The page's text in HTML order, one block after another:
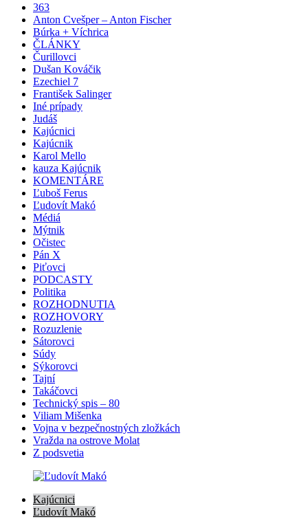
363
Anton Cvešper – Anton Fischer
Búrka + Víchrica
ČLÁNKY
Čurillovci
Dušan Kováčik
Ezechiel 7
František Salinger
Iné prípady
Judáš
Kajúcnici
Kajúcnik
Karol Mello
kauza Kajúcnik
KOMENTÁRE
Ľuboš Ferus
Ľudovít Makó
Médiá
Mýtnik
Očistec
Pán X
Piťovci
PODCASTY
Politika
ROZHODNUTIA
ROZHOVORY
Rozuzlenie
Sátorovci
Súdy
Sýkorovci
Tajní
Takáčovci
Technický spis – 80
Viliam Mišenka
Vojna v bezpečnostných zložkách
Vražda na ostrove Molat
Z podsvetia
Kajúcnici
Ľudovít Makó